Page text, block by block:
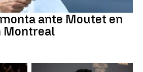
ante Moutet en
Montreal